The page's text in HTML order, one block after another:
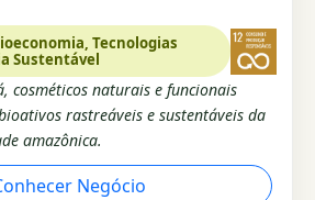
Tecnologias
Sustentável
cosméticos naturais e funcionais
rastreáveis e sustentáveis da
amazônica.
Negócio